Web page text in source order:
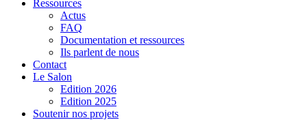
Ressources
Actus
FAQ
Documentation et ressources
Ils parlent de nous
Contact
Le Salon
Edition 2026
Edition 2025
Soutenir nos projets